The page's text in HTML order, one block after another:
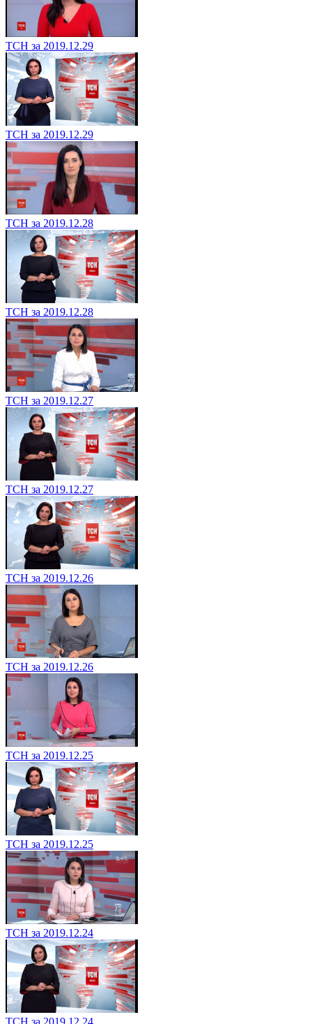
ТСН за 2019.12.29
ТСН за 2019.12.29
ТСН за 2019.12.28
ТСН за 2019.12.28
ТСН за 2019.12.27
ТСН за 2019.12.27
ТСН за 2019.12.26
ТСН за 2019.12.26
ТСН за 2019.12.25
ТСН за 2019.12.25
ТСН за 2019.12.24
ТСН за 2019.12.24